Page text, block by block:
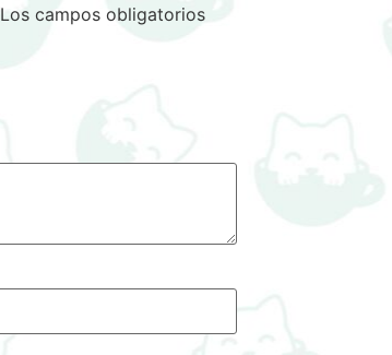
Los campos obligatorios